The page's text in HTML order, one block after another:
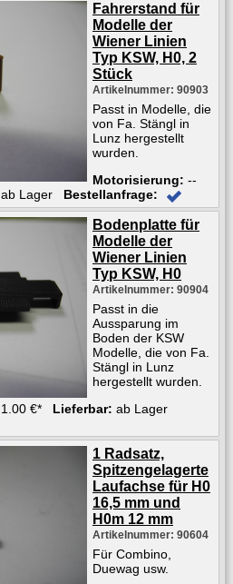
Fahrerstand für
Modelle der
Wiener Linien
Typ KSW, H0, 2
Stück
Artikelnummer: 90903
Passt in Modelle, die
von Fa. Stängl in
Lunz hergestellt
wurden.
Motorisierung: --
ab Lager Bestellanfrage:
Bodenplatte für
Modelle der
Wiener Linien
Typ KSW, H0
Artikelnummer: 90904
Passt in die
Aussparung im
Boden der KSW
Modelle, die von Fa.
Stängl in Lunz
hergestellt wurden.
1.00 €* Lieferbar: ab Lager
1 Radsatz,
Spitzengelagerte
Laufachse für H0
16,5 mm und
H0m 12 mm
Artikelnummer: 90604
Für Combino,
Duewag usw.